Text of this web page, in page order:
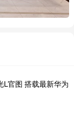
L官图 搭载最新华为